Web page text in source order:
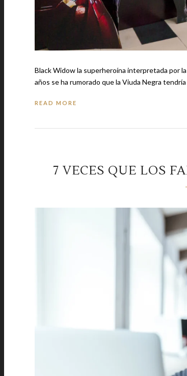
Black Widow la superheroína interpretada por la
años se ha rumorado que la Viuda Negra
READ MORE
7 VECES QUE LOS